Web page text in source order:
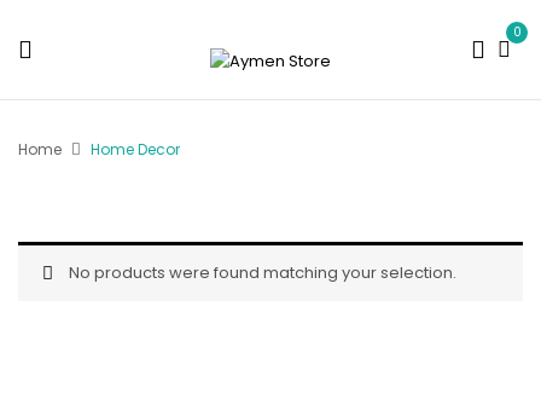
0
Home Home Decor
No products were found matching your selection.